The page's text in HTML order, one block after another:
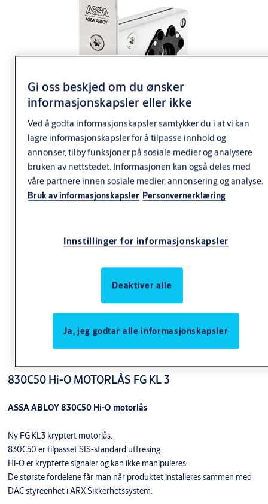
830C50 Hi-O MOTORLÅS FG KL 3
ASSA ABLOY 830C50 Hi-O motorlås
Ny FG KL3 kryptert motorlås.
830C50 er tilpasset SIS-standard utfresing.
Hi-O er krypterte signaler og kan ikke manipuleres.
De største fordelene får man når produktet installeres sammen med
DAC styreenhet i ARX Sikkerhetssystem.
Gi oss beskjed om du ønsker
informasjonskapsler eller ikke
Ved å godta informasjonskapsler samtykker du i at vi kan
lagre informasjonskapsler for å tilpasse innhold og
annonser, tilby funksjoner på sosiale medier og analysere
bruken av nettstedet. Informasjonen kan også deles med
våre partnere innen sosiale medier, annonsering og analyse.
Bruk av informasjonskapsler Personvernerklæring
Innstillinger for informasjonskapsler
Deaktiver alle
Ja, jeg godtar alle informasjonskapsler